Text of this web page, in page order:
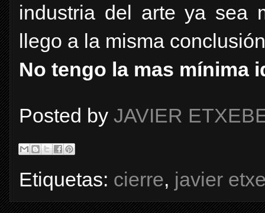
industria del arte ya sea
llego a la misma
No tengo la mas mínima
Posted by JAVIER
Etiquetas: cierre, javier